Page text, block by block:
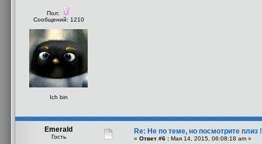
Пол:
Сообщений: 1210
Ich bin
Emerald
Гость
Re: Не по теме, но посмотрите плиз
« Ответ #6 : Мая 14, 2015, 06:08:18 am »